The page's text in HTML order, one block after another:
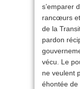
s’emparer
rancœurs
de la
pardon
vécu. Le
ne veulent
éhontée de